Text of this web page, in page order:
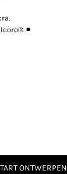
◾
ONTWERPEN